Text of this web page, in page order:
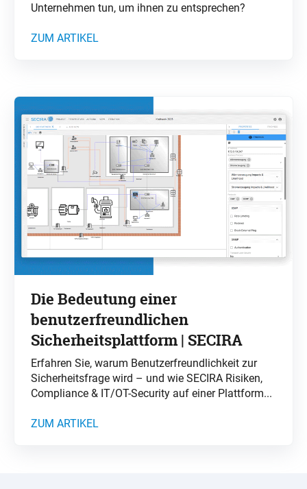
Unternehmen tun, um ihnen zu entsprechen?
ZUM ARTIKEL
Die Bedeutung einer
benutzerfreundlichen
Sicherheitsplattform | SECIRA
Erfahren Sie, warum Benutzerfreundlichkeit zur
Sicherheitsfrage wird – und wie SECIRA Risiken,
Compliance & IT/OT-Security auf einer Plattform...
ZUM ARTIKEL